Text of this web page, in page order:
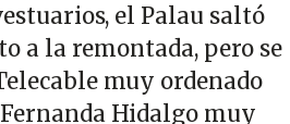
el Palau saltó
a la remontada, pero se
muy ordenado
Hidalgo muy